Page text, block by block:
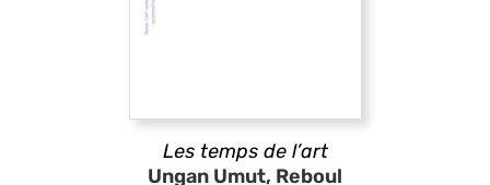
Les temps de l’art
Ungan Umut, Reboul